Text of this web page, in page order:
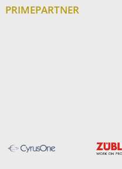
PRIMEPARTNER